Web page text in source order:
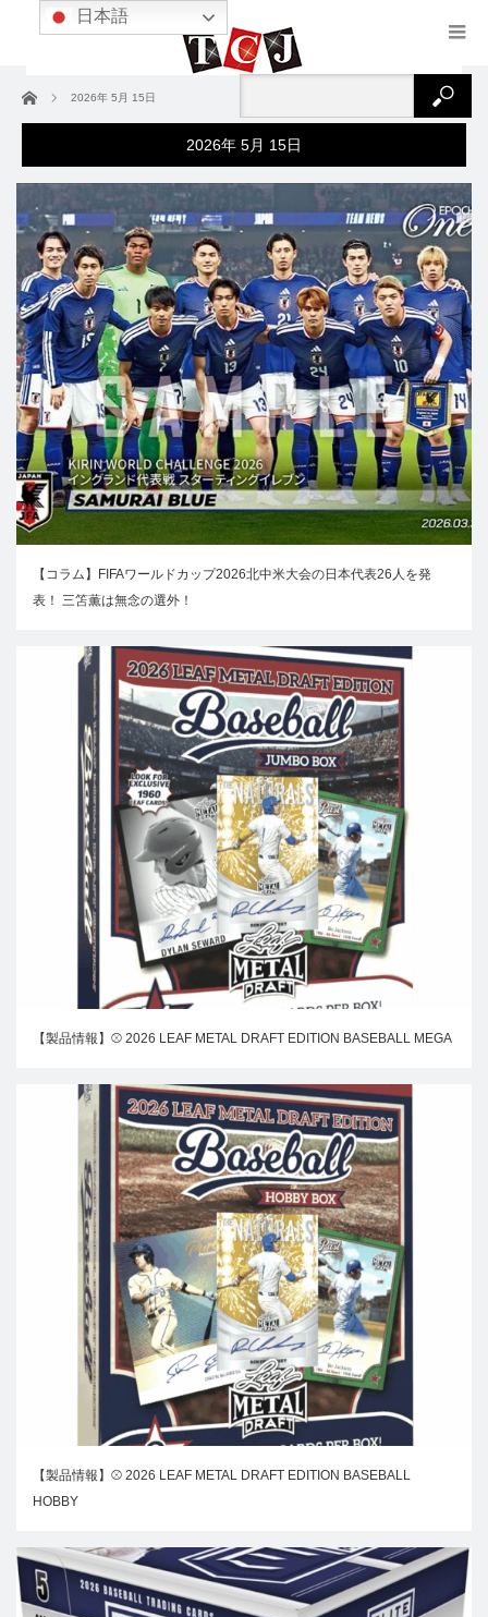
ホーム 2026年 5月 15日
2026年 5月 15日
【コラム】FIFAワールドカップ2026北中米大会の日本代表26人を発
表！ 三笘薫は無念の選外！
【製品情報】⚾ 2026 LEAF METAL DRAFT EDITION BASEBALL MEGA
【製品情報】⚾ 2026 LEAF METAL DRAFT EDITION BASEBALL
HOBBY
日本語